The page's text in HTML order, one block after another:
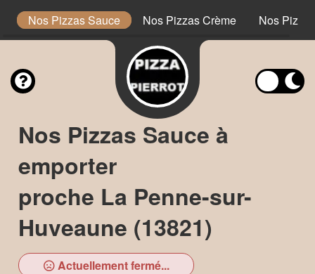
Nos Pizzas Sauce Nos Pizzas Crème Nos
Nos Pizzas Sauce à
emporter
proche La Penne-sur-
Huveaune (13821)
Actuellement fermé...